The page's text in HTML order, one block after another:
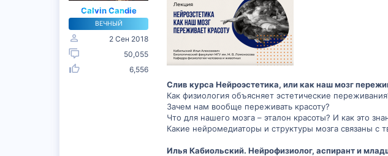
Calvin Candie
ВЕЧНЫЙ
2 Сен 2018
50,055
6,556
Слив курса Нейроэстетика, или как наш мозг
Как физиология объясняет эстетические
Зачем нам вообще переживать красоту?
Что для нашего мозга – эталон красоты? И как это
Какие нейромедиаторы и структуры мозга связаны
Илья Кабиольский. Нейрофизиолог, аспирант и